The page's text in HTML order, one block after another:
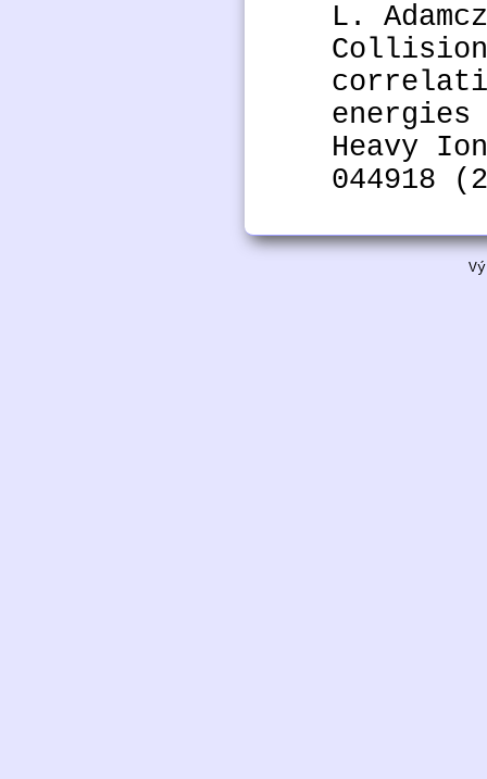
L.
Heavy
044918